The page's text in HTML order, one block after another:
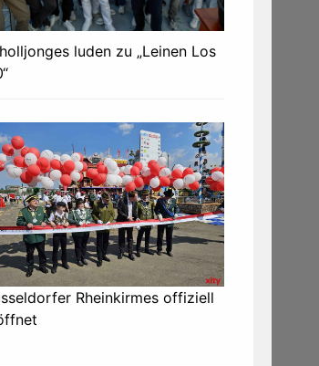
luden zu „Leinen Los
Rheinkirmes offiziell